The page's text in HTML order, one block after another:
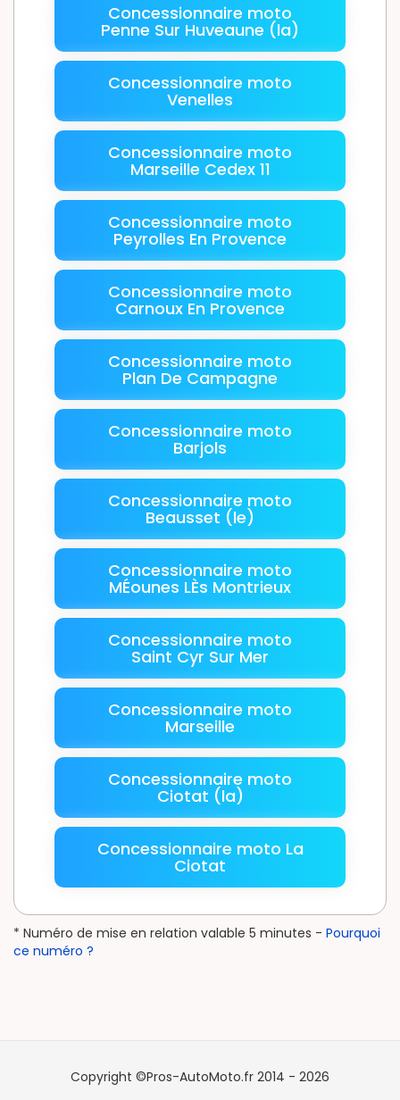
Concessionnaire moto
Penne Sur Huveaune (la)
Concessionnaire moto
Venelles
Concessionnaire moto
Marseille Cedex 11
Concessionnaire moto
Peyrolles En Provence
Concessionnaire moto
Carnoux En Provence
Concessionnaire moto
Plan De Campagne
Concessionnaire moto
Barjols
Concessionnaire moto
Beausset (le)
Concessionnaire moto
MÉounes LÈs Montrieux
Concessionnaire moto
Saint Cyr Sur Mer
Concessionnaire moto
Marseille
Concessionnaire moto
Ciotat (la)
Concessionnaire moto La
Ciotat
* Numéro de mise en relation valable 5 minutes - Pourquoi
ce numéro ?
Copyright ©Pros-AutoMoto.fr 2014 - 2026